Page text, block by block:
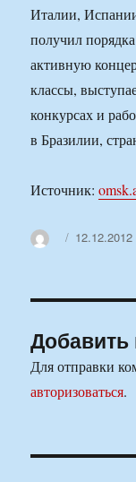
Италии,
получил
активную
классы,
конкурсах и
в Бразилии,
Источник:
Автор12.12.2012
Для отправки
авторизоваться.